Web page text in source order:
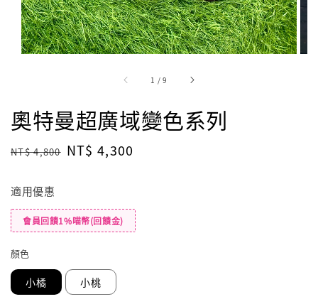
1 /9
奧特曼超廣域變色系列
Regular
NT$ 4,800 Sale
NT$ 4,300
適用優惠
會員回饋1%喵幣(回饋金)
顏色
小橘 小桃